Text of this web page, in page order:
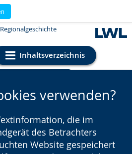
Inhaltsverzeichnis
Einstellungen
verwenden?
die im
des Betrachters
Website gespeichert